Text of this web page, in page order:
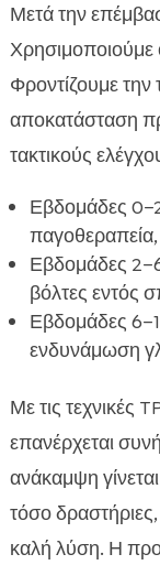
Μετά την
Χρησιμοποιούμε
Φροντίζουμε την
αποκατάσταση
τακτικούς
Εβδομάδες
παγοθεραπεία,
Εβδομάδες
βόλτες εντός
Εβδομάδες
ενδυνάμωση
Με τις τεχνικές
επανέρχεται
ανάκαμψη
τόσο
καλή λύση. Η